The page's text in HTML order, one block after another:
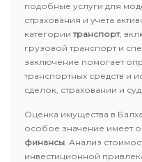
подобные услуги для
страхования и учета
категориитранспорт,
грузовой транспорт и
заключение помогает
транспортных средств и
сделок, страховании и
Оценка имущества в
особое значение имеет
финансы. Анализ
инвестиционной